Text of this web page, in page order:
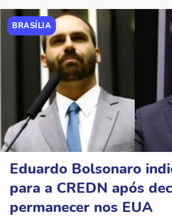
BRASÍLIA
Eduardo Bolsonaro
para a CREDN após
permanecer nos EUA